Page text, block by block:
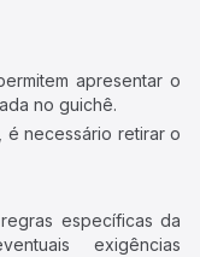
apresentar o
no guichê.
é necessário retirar o
específicas da
exigências